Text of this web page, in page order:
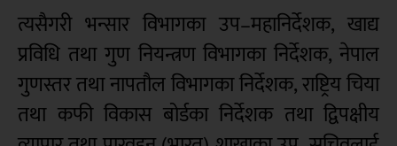
त्यसैगरी भन्सार विभागका उप–महानिर्देशक, खाद्य
प्रविधि तथा गुण नियन्त्रण विभागका निर्देशक, नेपाल
गुणस्तर तथा नापतौल विभागका निर्देशक, राष्ट्रिय चिया
तथा कफी विकास बोर्डका निर्देशक तथा द्विपक्षीय